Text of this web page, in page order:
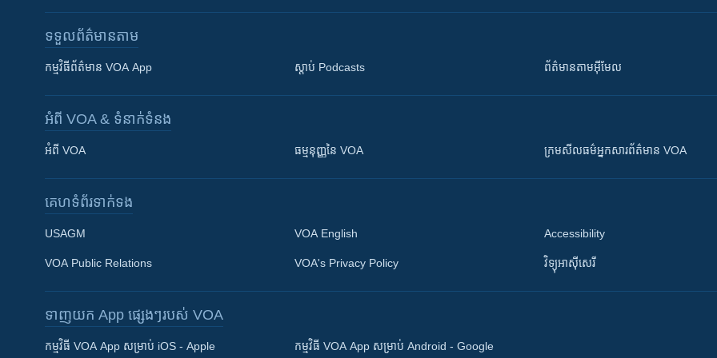
Khmer English
ទទួល​ព័ត៌មាន​តាម
កម្មវិធី​ព័ត៌មាន VOA App ស្តាប់ Podcasts ព័ត៌មាន​តាម​អ៊ីមែល
អំពី​ VOA & ទំនាក់ទំនង
អំពី​ VOA ធម្មនុញ្ញ​នៃ VOA ក្រម​​​សីលធម៌​​​អ្នក​​​សារព័ត៌មាន VOA
គេហទំព័រ​​ទាក់ទង
USAGM
VOA Public Relations
VOA English
VOA's Privacy Policy
Accessibility
វិទ្យុ​អាស៊ី​សេរី
ទាញយក​ App ផ្សេងៗ​របស់​ VOA
កម្មវិធី​ VOA App សម្រាប់ iOS - Apple កម្មវិធី​ VOA App សម្រាប់ Android - Google